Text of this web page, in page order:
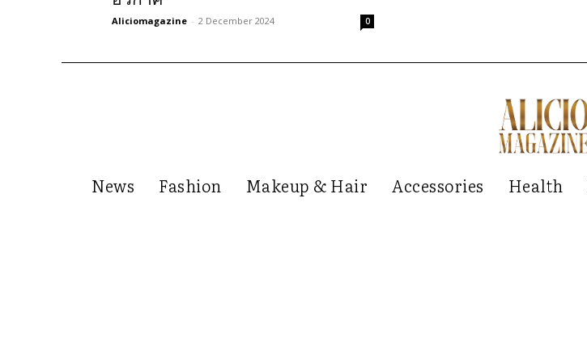
Aliciomagazine - 2 December 2024 0
News Fashion Makeup & Hair Accessories Health